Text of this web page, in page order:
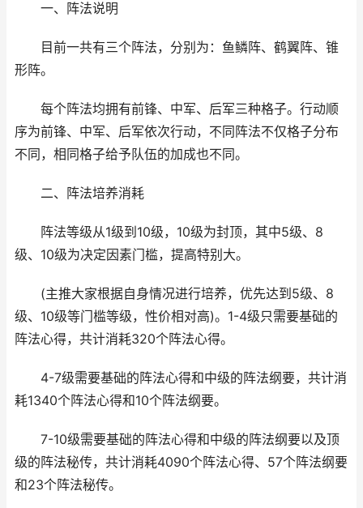
一、阵法说明
目前一共有三个阵法，分别为：鱼鳞阵、鹤翼阵、锥
形阵。
每个阵法均拥有前锋、中军、后军三种格子。行动顺
序为前锋、中军、后军依次行动，不同阵法不仅格子分布
不同，相同格子给予队伍的加成也不同。
二、阵法培养消耗
阵法等级从1级到10级，10级为封顶，其中5级、8
级、10级为决定因素门槛，提高特别大。
(主推大家根据自身情况进行培养，优先达到5级、8
级、10级等门槛等级，性价相对高)。1-4级只需要基础的
阵法心得，共计消耗320个阵法心得。
4-7级需要基础的阵法心得和中级的阵法纲要，共计消
耗1340个阵法心得和10个阵法纲要。
7-10级需要基础的阵法心得和中级的阵法纲要以及顶
级的阵法秘传，共计消耗4090个阵法心得、57个阵法纲要
和23个阵法秘传。